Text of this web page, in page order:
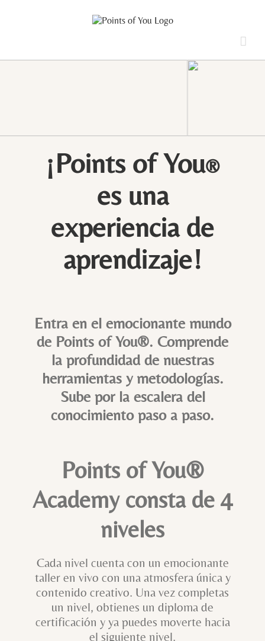
¡Points of You®
es una
experiencia de
aprendizaje!
Entra en el emocionante mundo
de Points of You®. Comprende
la profundidad de nuestras
herramientas y metodologías.
Sube por la escalera del
conocimiento paso a paso.
Points of You®
Academy consta de 4
niveles
Cada nivel cuenta con un emocionante
taller en vivo con una atmosfera única y
contenido creativo. Una vez completas
un nivel, obtienes un diploma de
certificación y ya puedes moverte hacia
el siguiente nivel.